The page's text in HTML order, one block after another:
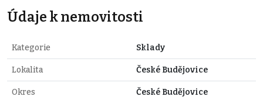
Údaje k nemovitosti
Kategorie Sklady
Lokalita České Budějovice
Okres České Budějovice